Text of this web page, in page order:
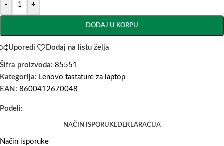
- +
DODAJ U KORPU
Uporedi Dodaj na listu želja
Šifra proizvoda: 85551
Kategorija: Lenovo tastature za laptop
EAN: 8600412670048
Podeli:
NAČIN ISPORUKEDEKLARACIJA
Način isporuke